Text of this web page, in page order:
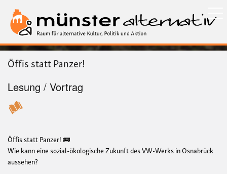
zum
Inhalt
Öffis statt Panzer!
Lesung / Vortrag
Öffis statt Panzer! 🚌
Wie kann eine sozial-ökologische Zukunft des VW-Werks in Osnabrück
aussehen?